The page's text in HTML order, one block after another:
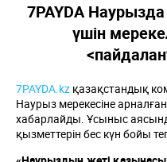
7PAYDA
үшін
7PAYDA.kz қазақстандық
Наурыз мерекесіне
хабарлайды. Ұсыныс
қызметтерін бес күн бойы